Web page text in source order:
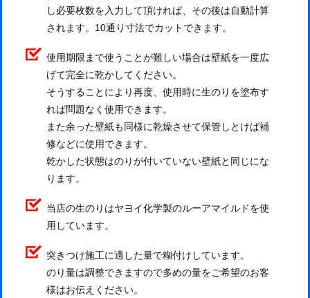
し必要枚数を入力して頂ければ、その後は自動計算
されます。10通り寸法でカットできます。
使用期限まで使うことが難しい場合は壁紙を一度広
げて完全に乾かしてください。
そうすることにより再度、使用時に生のりを塗布す
れば問題なく使用できます。
また余った壁紙も同様に乾燥させて保管しとけば補
修などに使用できます。
乾かした状態はのりが付いていない壁紙と同じにな
ります。
当店の生のりはヤヨイ化学製のルーアマイルドを使
用しています。
突きつけ施工に適した量で糊付けしています。
のり量は調整できますので多めの量をご希望のお客
様はお伝えください。